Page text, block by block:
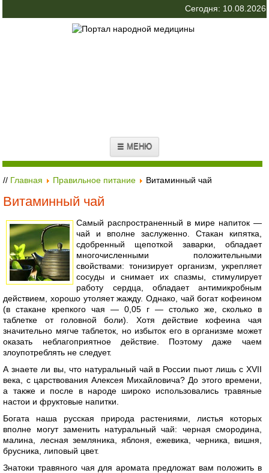
Сегодня: 10.08.2026
☰ МЕНЮ
// Главная Правильное питание Витаминный чай
Витаминный чай
Самый распространенный в мире напиток —
чай и вполне заслуженно. Стакан кипятка,
сдобренный щепоткой заварки, обладает
многочисленными положительными
свойствами: тонизирует организм, укрепляет
сосуды и снимает их спазмы, стимулирует
работу сердца, обладает антимикробным
действием, хорошо утоляет жажду. Однако, чай богат кофеином
(в стакане крепкого чая — 0,05 г — столько же, сколько в
таблетке от головной боли). Хотя действие кофеина чая
значительно мягче таблеток, но избыток его в организме может
оказать неблагоприятное действие. Поэтому даже чаем
злоупотреблять не следует.
А знаете ли вы, что натуральный чай в России пьют лишь с XVII
века, с царствования Алексея Михайловича? До этого времени,
а также и после в народе широко использовались травяные
настои и фруктовые напитки.
Богата наша русская природа растениями, листья которых
вполне могут заменить натуральный чай: черная смородина,
малина, лесная земляника, яблоня, ежевика, черника, вишня,
брусника, липовый цвет.
Знатоки травяного чая для аромата предложат вам положить в